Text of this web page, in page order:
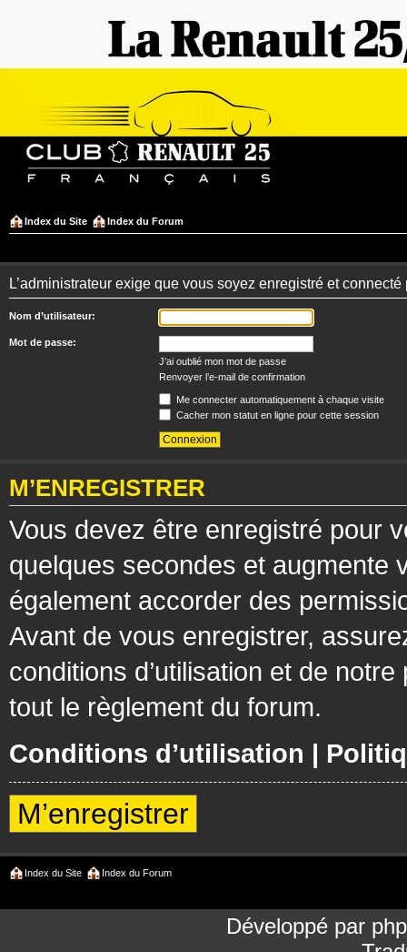
Index du Site Index du Forum
L’administrateur exige que vous soyez enregistré et
Nom d’utilisateur:
Mot de passe:
J’ai oublié mon mot de passe
Renvoyer l’e-mail de confirmation
Me connecter automatiquement à chaque visite
Cacher mon statut en ligne pour cette session
M’ENREGISTRER
Vous devez être enregistré pour
quelques secondes et augmente
également accorder des
Avant de vous enregistrer,
conditions d’utilisation et de
tout le règlement du forum.
Conditions d’utilisation |
M’enregistrer
Index du Site Index du Forum
Développé par